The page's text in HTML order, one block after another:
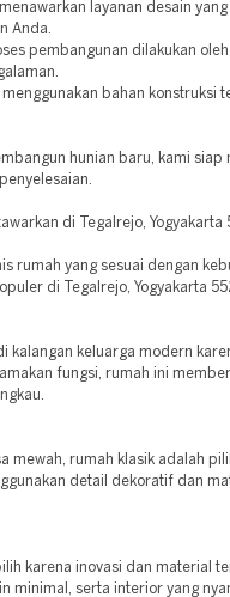
layanan desain
Anda.
pembangunan dilakukan
bahan konstruksi
hunian baru, kami siap
di Tegalrejo, Yogyakarta
rumah yang sesuai dengan
di Tegalrejo, Yogyakarta
kalangan keluarga modern
fungsi, rumah ini
mewah, rumah klasik adalah
detail dekoratif dan
karena inovasi dan material
minimal, serta interior yang